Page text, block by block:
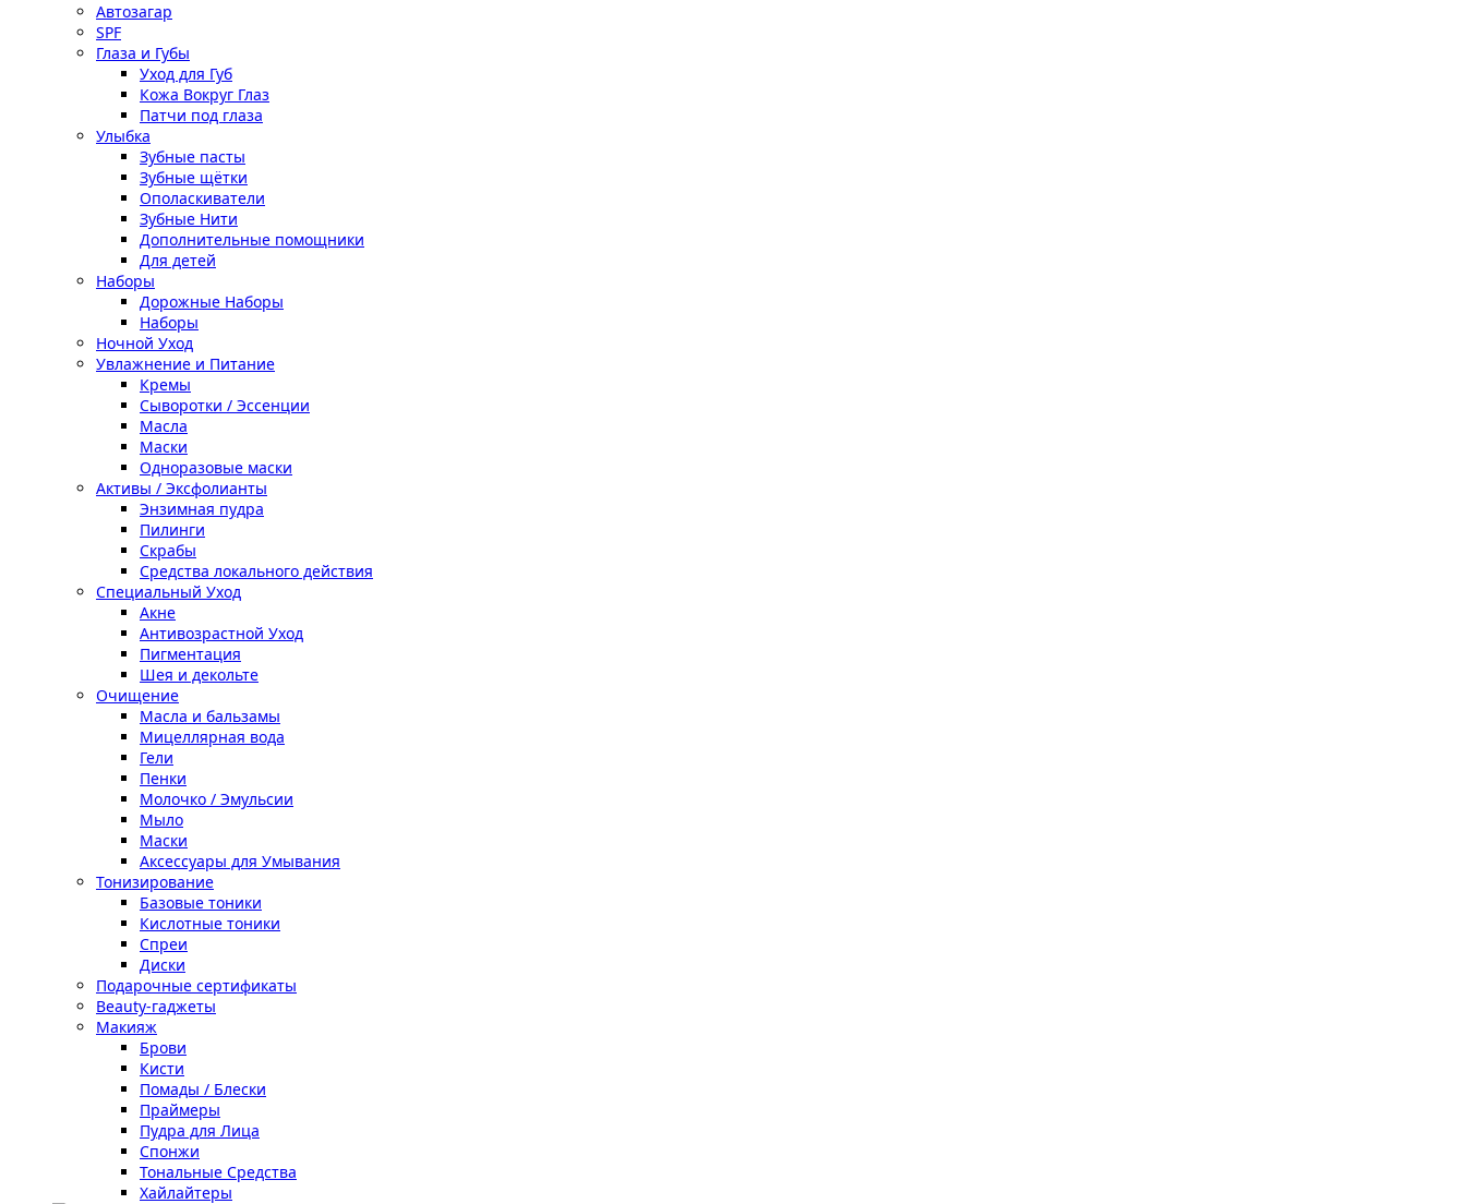
Автозагар
SPF
Глаза и Губы
Уход для Губ
Кожа Вокруг Глаз
Патчи под глаза
Улыбка
Зубные пасты
Зубные щётки
Ополаскиватели
Зубные Нити
Дополнительные помощники
Для детей
Наборы
Дорожные Наборы
Наборы
Ночной Уход
Увлажнение и Питание
Кремы
Сыворотки / Эссенции
Масла
Маски
Одноразовые маски
Активы / Эксфолианты
Энзимная пудра
Пилинги
Скрабы
Средства локального действия
Специальный Уход
Акне
Антивозрастной Уход
Пигментация
Шея и декольте
Очищение
Масла и бальзамы
Мицеллярная вода
Гели
Пенки
Молочко / Эмульсии
Мыло
Маски
Аксессуары для Умывания
Тонизирование
Базовые тоники
Кислотные тоники
Спреи
Диски
Подарочные сертификаты
Beauty-гаджеты
Макияж
Брови
Кисти
Помады / Блески
Праймеры
Пудра для Лица
Спонжи
Тональные Средства
Хайлайтеры